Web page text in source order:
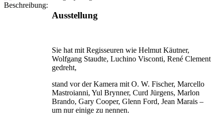
Beschreibung:
Ausstellung
Sie hat mit Regisseuren wie Helmut Käutner,
Wolfgang Staudte, Luchino Visconti, René Clement
gedreht,
stand vor der Kamera mit O. W. Fischer, Marcello
Mastroianni, Yul Brynner, Curd Jürgens, Marlon
Brando, Gary Cooper, Glenn Ford, Jean Marais –
um nur einige zu nennen.